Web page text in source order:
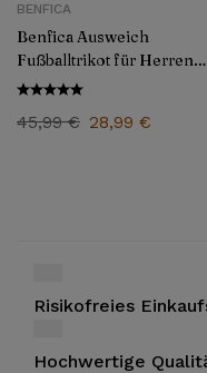
BENFICA
Benfica Ausweich
Fußballtrikot für Herren
2025/26
45,99€ 28,99 €
Risikofreies
Hochwertige